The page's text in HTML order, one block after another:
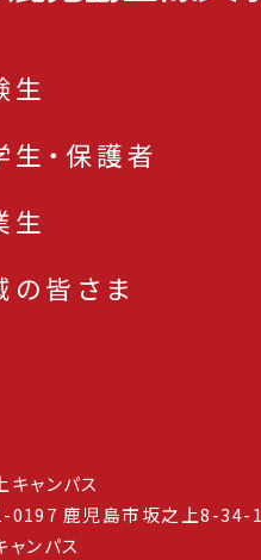
生
生・保護者
生
の皆さま
キャンパス
0197 鹿児島市坂之上8-34-1
ャンパス